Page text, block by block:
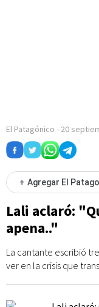
El Patagónico - 20
+ Agregar El
Lali aclaró:
apena.."
La cantante escribió
ver en la crisis que